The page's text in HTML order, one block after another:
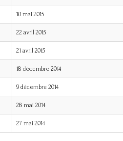
10 mai 2015
22 avril 2015
21 avril 2015
18 décembre 2014
9 décembre 2014
28 mai 2014
27 mai 2014